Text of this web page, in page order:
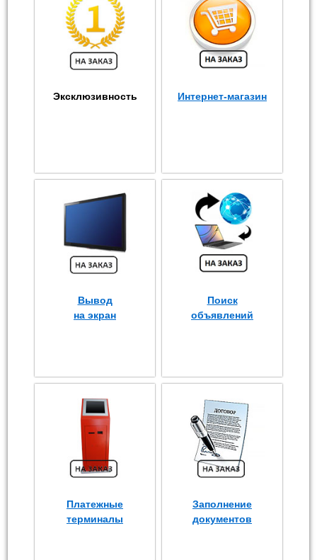
Эксклюзивность Интернет-магазин
Вывод
на экран
Поиск
объявлений
Платежные
терминалы
Заполнение
документов